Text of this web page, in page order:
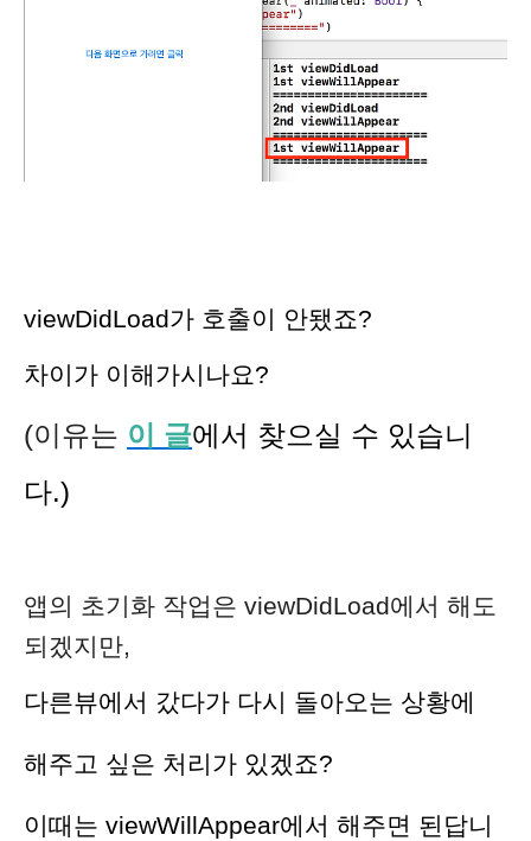
viewDidLoad가 호출이 안됐죠?
차이가 이해가시나요?
(이유는 이 글에서 찾으실 수 있습니
다.)
앱의 초기화 작업은 viewDidLoad에서 해도
되겠지만,
다른뷰에서 갔다가 다시 돌아오는 상황에
해주고 싶은 처리가 있겠죠?
이때는 viewWillAppear에서 해주면 된답니